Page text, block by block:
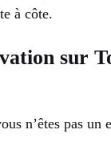
à côte.
sur
n’êtes pas un